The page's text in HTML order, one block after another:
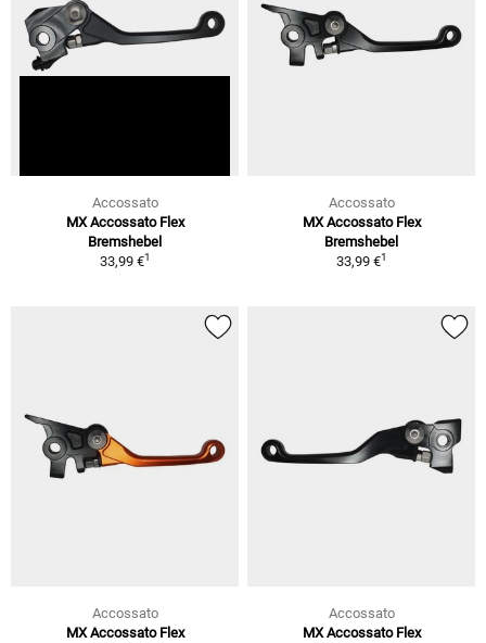
Accossato
MX Accossato Flex
Bremshebel
33,99 €1
Accossato
MX Accossato Flex
Bremshebel
33,99 €1
Accossato
MX Accossato Flex
Accossato
MX Accossato Flex